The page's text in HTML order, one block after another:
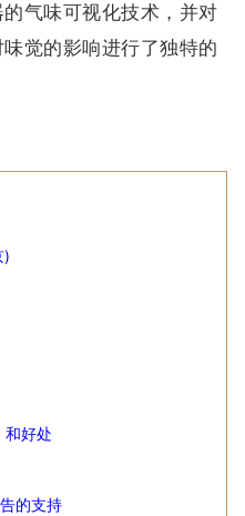
气味可视化技术，并对
觉的影响进行了独特的
)
和好处
的支持